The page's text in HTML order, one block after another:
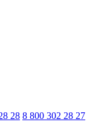
28 8 800 302 28 27